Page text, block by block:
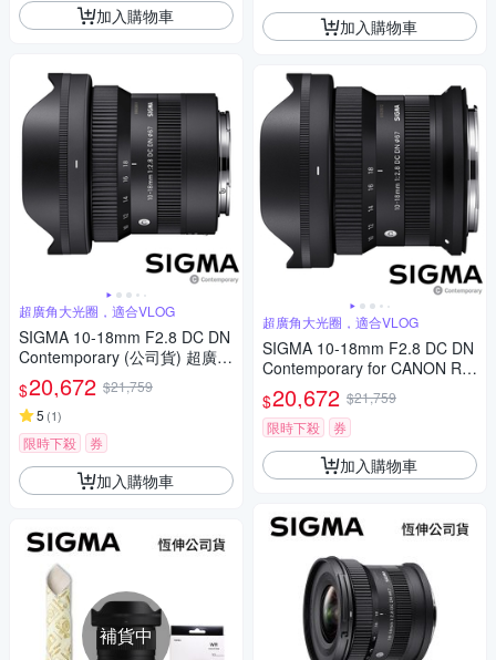
加入購物車
超廣角大光圈，適合VLOG
SIGMA 10-18mm F2.8 DC DN
Contemporary (公司貨) 超廣角
變焦鏡頭 APS-C 無反微單眼鏡
頭
$20,672 $21,759
5 (1)
限時下殺 券
加入購物車
補貨中
加入購物車
超廣角大光圈，適合VLOG
SIGMA 10-18mm F2.8 DC DN
Contemporary for CANON RF
接環 (公司貨) 超廣角變焦鏡頭
APS-C 無反微單眼鏡頭
$20,672 $21,759
限時下殺
券
加入購物車